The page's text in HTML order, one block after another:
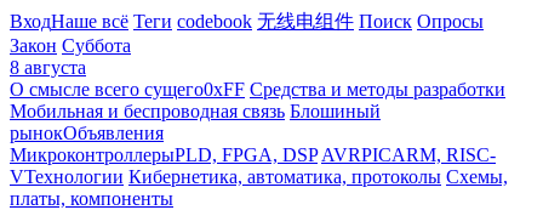
ВходНаше всё Теги codebook 无线电组件 Поиск Опросы
Закон Суббота
8 августа
О смысле всего сущего0xFF Средства и методы разработки
Мобильная и беспроводная связь Блошиный
рынокОбъявления
МикроконтроллерыPLD, FPGA, DSP AVRPICARM, RISC-
VТехнологии Кибернетика, автоматика, протоколы Схемы,
платы, компоненты